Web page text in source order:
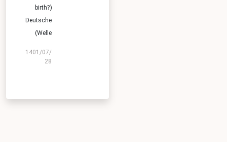
birth?)
Deutsche
Welle)
1401/07/
28